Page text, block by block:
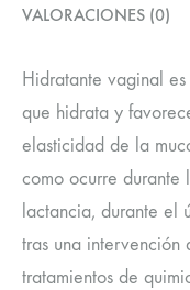
VALORACIONES (0)
Hidratante vaginal
que hidrata y
elasticidad de la
como ocurre durante
lactancia, durante el
tras una
tratamientos de